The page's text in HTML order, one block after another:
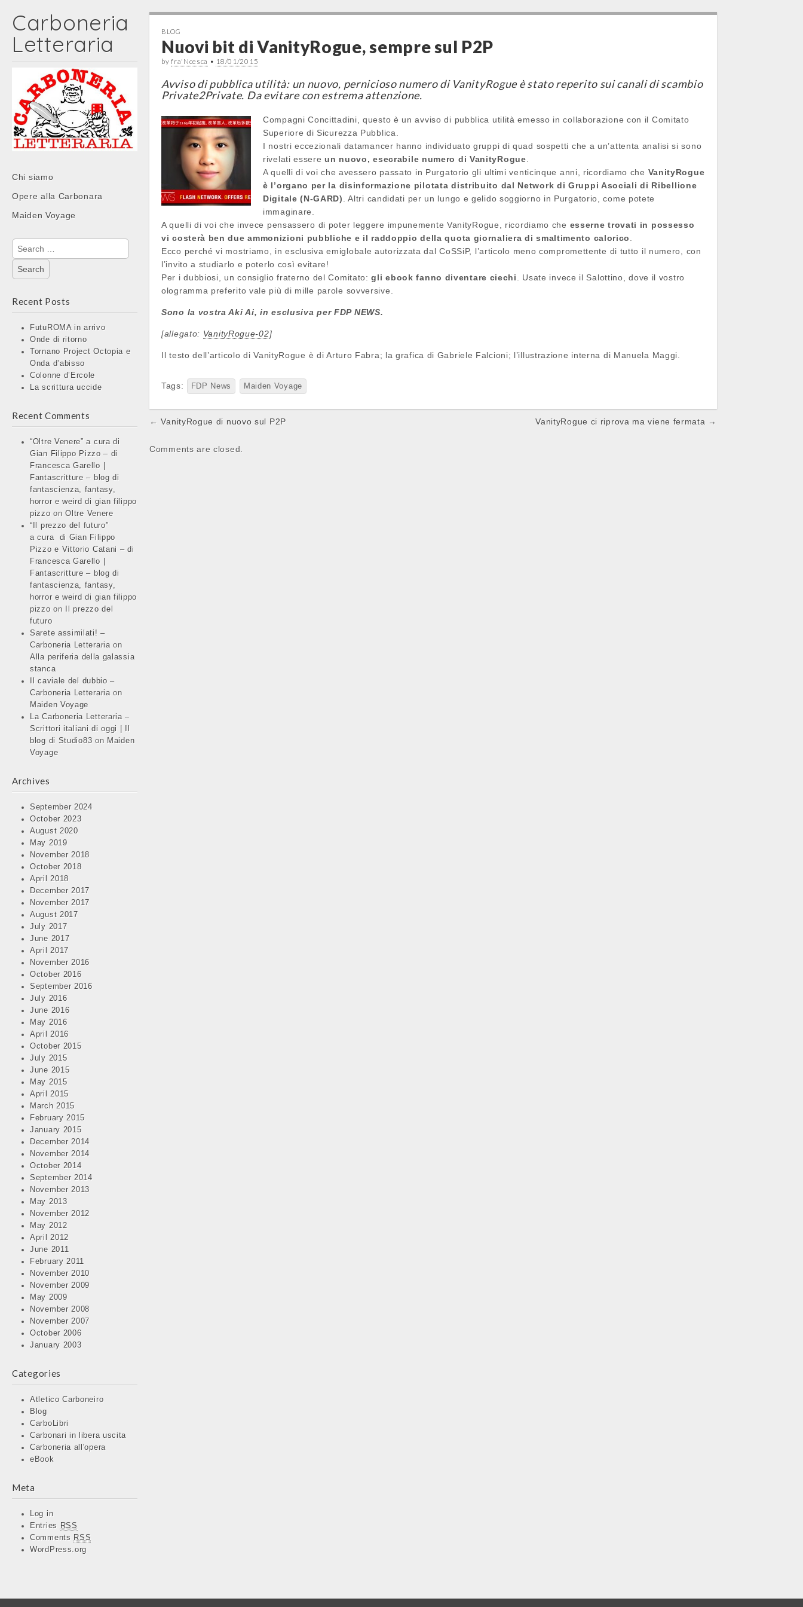
Carboneria
Letteraria
Main
menu
Skip
content
Chi siamo
Opere alla Carbonara
Maiden Voyage
Search
for:
Recent Posts
FutuROMA in arrivo
Onde di ritorno
Tornano Project Octopia e
Onda d’abisso
Colonne d’Ercole
La scrittura uccide
Recent Comments
“Oltre Venere” a cura di
Gian Filippo Pizzo – di
Francesca Garello |
Fantascritture – blog di
fantascienza, fantasy,
horror e weird di gian filippo
pizzo onOltre Venere
“Il prezzo del futuro”
a cura di Gian Filippo
Pizzo e Vittorio Catani – di
Francesca Garello |
Fantascritture – blog di
fantascienza, fantasy,
horror e weird di gian filippo
pizzo on
Il prezzo del
futuro
Sarete assimilati! –
Carboneria Letterariaon
Alla periferia della galassia
stanca
Il caviale del dubbio –
Carboneria Letterariaon
Maiden Voyage
La Carboneria Letteraria –
Scrittori italiani di oggi | Il
blog di Studio83 on Maiden
Voyage
Archives
September 2024
October 2023
August 2020
May 2019
November 2018
October 2018
April 2018
December 2017
November 2017
August 2017
July 2017
June 2017
April 2017
November 2016
October 2016
September 2016
July 2016
June 2016
May 2016
April 2016
October 2015
July 2015
June 2015
May 2015
April 2015
March 2015
February 2015
January 2015
December 2014
November 2014
October 2014
September 2014
November 2013
May 2013
November 2012
May 2012
April 2012
June 2011
February 2011
November 2010
November 2009
May 2009
November 2008
November 2007
October 2006
January 2003
Categories
Atletico Carboneiro
Blog
CarboLibri
Carbonari in libera uscita
Carboneria all'opera
eBook
Meta
Log in
Entries
RSS
Comments RSS
WordPress.org
BLOG
Nuovi bit di VanityRogue, sempre sul P2P
byfra'Ncesca • 18/01/2015
Avviso di pubblica utilità: un nuovo, pernicioso numero di VanityRogue è stato reperito sui canali di scambio
Private2Private. Da evitare con estrema attenzione.
Compagni Concittadini, questo è un avviso di pubblica utilità emesso in collaborazione con il Comitato
Superiore di Sicurezza Pubblica.
I nostri eccezionali datamancer hanno individuato gruppi di quad sospetti che a un’attenta analisi si sono
rivelati essere un nuovo, esecrabile numero di VanityRogue
A quelli di voi che avessero passato in Purgatorio gli ultimi venticinque anni, ricordiamo che VanityRogue
è l’organo per la disinformazione pilotata distribuito dal Network di Gruppi Asociali di Ribellione
Digitale (N-GARD)
. Altri candidati per un lungo e gelido soggiorno in Purgatorio, come potete
immaginare.
A quelli di voi che invece pensassero di poter leggere impunemente VanityRogue, ricordiamo che esserne trovati in possesso
vi costerà ben due ammonizioni pubbliche e il raddoppio della quota giornaliera di smaltimento calorico
Ecco perché vi mostriamo, in esclusiva emiglobale autorizzata dal CoSSiP, l’articolo meno compromettente di tutto il numero, con
l’invito a studiarlo e poterlo così evitare!
Per i dubbiosi, un consiglio fraterno del Comitato:gli ebook fanno diventare ciechi
. Usate invece il Salottino, dove il vostro
ologramma preferito vale più di mille parole sovversive.
Sono la vostra Aki Ai, in esclusiva per FDP NEWS.
[allegato: VanityRogue-02]
Il testo dell’articolo di VanityRogue è di Arturo Fabra; la grafica di Gabriele Falcioni; l’illustrazione interna di Manuela Maggi.
Tags: FDP News Maiden Voyage
Post
← VanityRogue di nuovo sul P2P VanityRogue ci riprova ma viene fermata →
Comments are closed.